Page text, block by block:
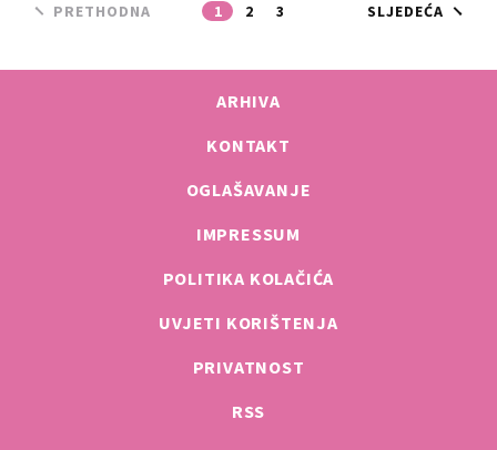
PRETHODNA 1 2 3 SLJEDEĆA
ARHIVA
KONTAKT
OGLAŠAVANJE
IMPRESSUM
POLITIKA KOLAČIĆA
UVJETI KORIŠTENJA
PRIVATNOST
RSS